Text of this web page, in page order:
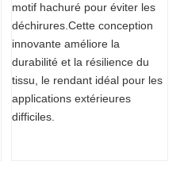
motif hachuré pour éviter les
déchirures.Cette conception
innovante améliore la
durabilité et la résilience du
tissu, le rendant idéal pour les
applications extérieures
difficiles.